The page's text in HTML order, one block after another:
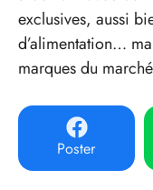
exclusives, aussi
d’alimentation…
marques du
Poster